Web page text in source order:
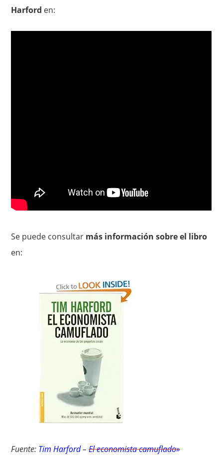
Harford en:
Se puede consultar más información sobre el libro
en:
Fuente: Tim Harford–El economista camuflado»